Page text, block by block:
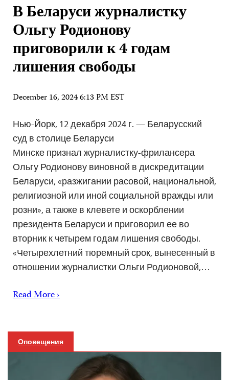
В Беларуси журналистку
Ольгу Родионову
приговорили к 4 годам
лишения свободы
December 16, 2024 6:13 PM EST
Нью-Йорк, 12 декабря 2024 г. — Беларусский
суд в столице Беларуси
Минске признал журналистку-фрилансера
Ольгу Родионову виновной в дискредитации
Беларуси, «разжигании расовой, национальной,
религиозной или иной социальной вражды или
розни», а также в клевете и оскорблении
президента Беларуси и приговорил ее во
вторник к четырем годам лишения свободы.
«Четырехлетний тюремный срок, вынесенный в
отношении журналистки Ольги Родионовой,…
Read More ›
Оповещения